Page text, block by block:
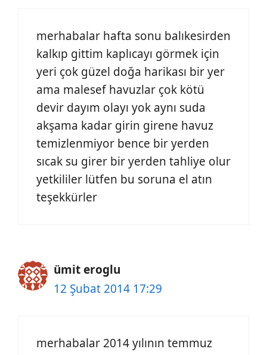
merhabalar hafta sonu balıkesirden
kalkıp gittim kaplıcayı görmek için
yeri çok güzel doğa harikası bir yer
ama malesef havuzlar çok kötü
devir dayım olayı yok aynı suda
akşama kadar girin girene havuz
temizlenmiyor bence bir yerden
sıcak su girer bir yerden tahliye olur
yetkililer lütfen bu soruna el atın
teşekkürler
ümit eroglu
12 Şubat 2014 17:29
merhabalar 2014 yılının temmuz